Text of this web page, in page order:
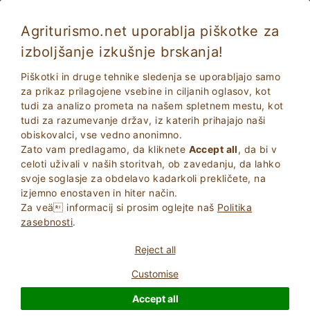
Agriturismo.net uporablja piškotke za
izboljšanje izkušnje brskanja!
Piškotki in druge tehnike sledenja se uporabljajo samo
za prikaz prilagojene vsebine in ciljanih oglasov, kot
tudi za analizo prometa na našem spletnem mestu, kot
tudi za razumevanje držav, iz katerih prihajajo naši
obiskovalci, vse vedno anonimno.
Zato vam predlagamo, da kliknete Accept all, da bi v
celoti uživali v naših storitvah, ob zavedanju, da lahko
svoje soglasje za obdelavo kadarkoli prekličete, na
izjemno enostaven in hiter način.
Za veä informacij si prosim oglejte naš Politika
zasebnosti.
Reject all
Customise
Accept all
Počitnice na kmetiji v Kalabriji blizu morja
2Odrasli